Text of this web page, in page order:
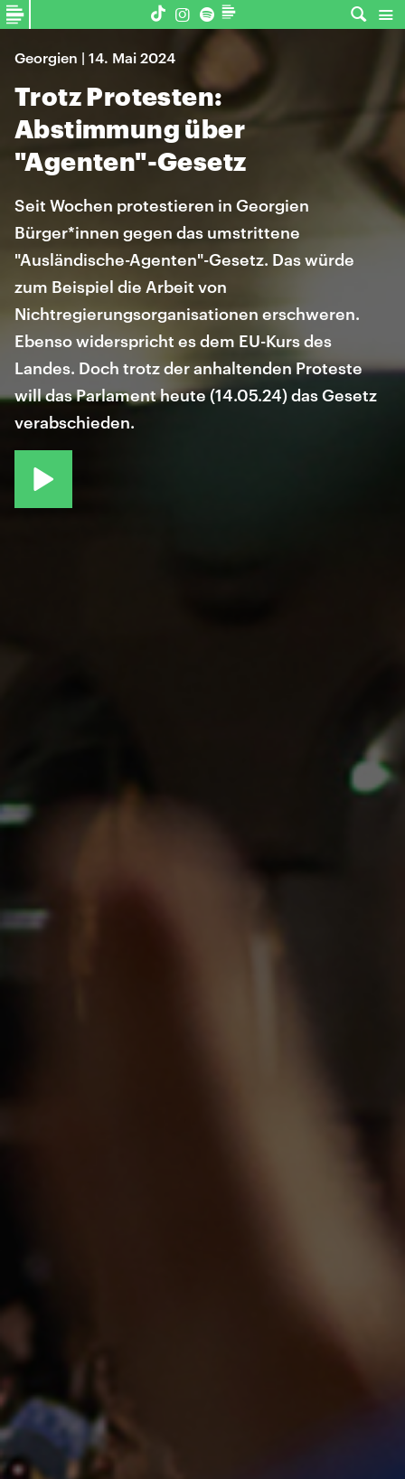
Georgien | 14. Mai 2024
Trotz Protesten:
Abstimmung über
"Agenten"-Gesetz
Seit Wochen protestieren in Georgien
Bürger*innen gegen das umstrittene
"Ausländische-Agenten"-Gesetz. Das würde
zum Beispiel die Arbeit von
Nichtregierungsorganisationen erschweren.
Ebenso widerspricht es dem EU-Kurs des
Landes. Doch trotz der anhaltenden Proteste
will das Parlament heute (14.05.24) das Gesetz
verabschieden.